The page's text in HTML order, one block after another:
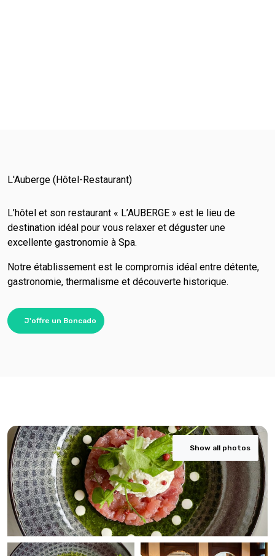
L'Auberge (Hôtel-Restaurant)
L’hôtel et son restaurant « L’AUBERGE » est le lieu de
destination idéal pour vous relaxer et déguster une
excellente gastronomie à Spa.
Notre établissement est le compromis idéal entre détente,
gastronomie, thermalisme et découverte historique.
J'offre un Boncado
Show all photos